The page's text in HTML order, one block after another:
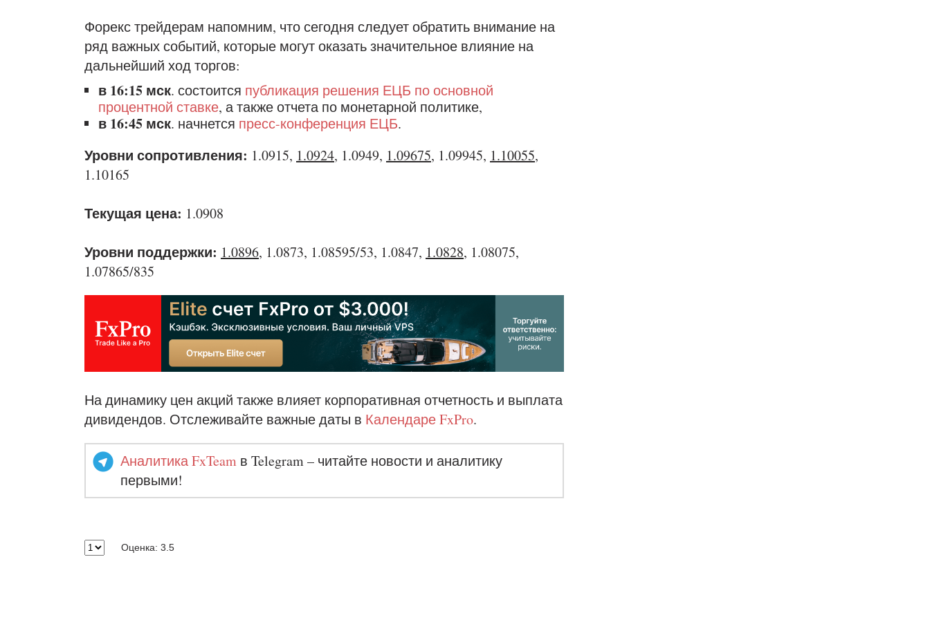
Форекс трейдерам напомним, что сегодня следует обратить внимание на
ряд важных событий, которые могут оказать значительное влияние на
дальнейший ход торгов:
в 16:15 мск. состоится публикация решения ЕЦБ по основной
процентной ставке, а также отчета по монетарной политике,
в 16:45 мск. начнется пресс-конференция ЕЦБ.
Уровни сопротивления: 1.0915, 1.0924, 1.0949, 1.09675, 1.09945, 1.10055,
1.10165
Текущая цена: 1.0908
Уровни поддержки: 1.0896, 1.0873, 1.08595/53, 1.0847, 1.0828, 1.08075,
1.07865/835
На динамику цен акций также влияет корпоративная отчетность и выплата
дивидендов. Отслеживайте важные даты в Календаре FxPro.
Аналитика FxTeam в Telegram – читайте новости и аналитику
первыми!
Оценка: 3.5